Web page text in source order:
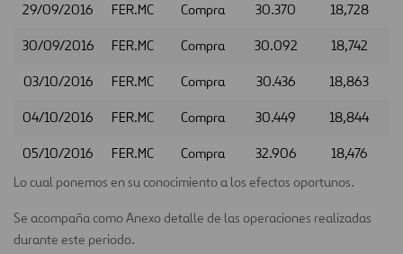
29/09/2016 FER.MC Compra 30.370 18,728
30/09/2016 FER.MC Compra 30.092 18,742
03/10/2016 FER.MC Compra 30.436 18,863
04/10/2016 FER.MC Compra 30.449 18,844
05/10/2016 FER.MC Compra 32.906
18,476
Lo cual ponemos en su conocimiento a los efectos oportunos.
Se acompaña como Anexo detalle de las operaciones realizadas
durante este periodo.